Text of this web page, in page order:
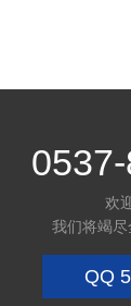
欢
我们将竭
QQ